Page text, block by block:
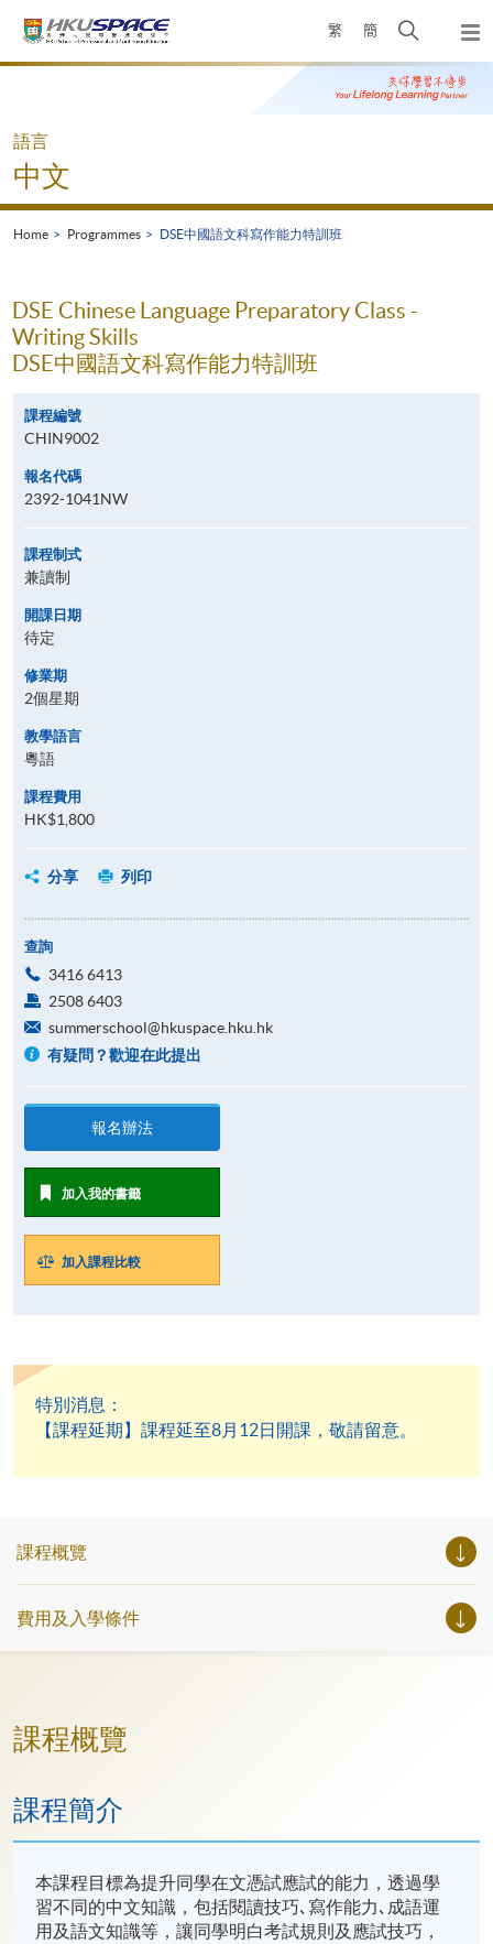
繁 簡
Open
search
panel
Main
語言
中文
Home Programmes DSE中國語文科寫作能力特訓班
DSE Chinese Language Preparatory Class -
Writing Skills
DSE中國語文科寫作能力特訓班
課程編號
CHIN9002
報名代碼
2392-1041NW
課程制式
兼讀制
開課日期
待定
修業期
2個星期
教學語言
粵語
課程費用
HK$1,800
分享 列印
查詢
3416 6413
2508 6403
summerschool@hkuspace.hku.hk
有疑問？歡迎在此提出
報名辦法
加入我的書籤
加入課程比較
特別消息：
【課程延期】課程延至8月12日開課，敬請留意。
課程概覽
費用及入學條件
課程概覽
課程簡介
本課程目標為提升同學在文憑試應試的能力，透過學
習不同的中文知識，包括閱讀技巧､寫作能力､成語運
用及語文知識等，讓同學明白考試規則及應試技巧，